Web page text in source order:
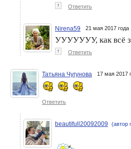
↑ Ответить
Nirena59 21 мая 2017 года
УУУУУУУ, как всё
↑ Ответить
Татьяна Чугунова 17 мая 2017
Ответить
beautifull20092009 (автор